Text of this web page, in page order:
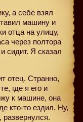
а себе взял
машину и
отца на улицу,
через полтора
сидит. Я сказал
отец. Странно,
где я его и
к машине, она
кто-то ездил. Ну,